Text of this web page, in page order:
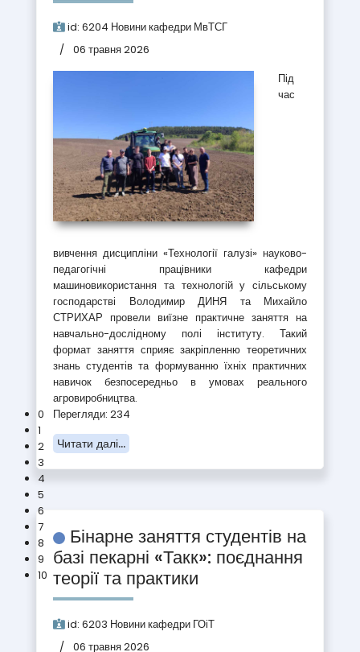
Менеджмент (D3)
0
1
2
3
4
5
6
7
8
9
id: 6204 Новини кафедри МвТСГ
06 травня 2026
Під
час
вивчення дисципліни «Технології галузі» науково-
педагогічні працівники кафедри
машиновикористання та технологій у сільському
господарстві Володимир ДИНЯ та Михайло
СТРИХАР провели виїзне практичне заняття на
навчально-дослідному полі інституту. Такий
формат заняття сприяє закріпленню теоретичних
знань студентів та формуванню їхніх практичних
навичок безпосередньо в умовах реального
агровиробництва.
Перегляди: 234
Читати далі...
Бінарне заняття студентів на
базі пекарні «Такк»: поєднання
теорії та практики
id: 6203 Новини кафедри ГОіТ
06 травня 2026